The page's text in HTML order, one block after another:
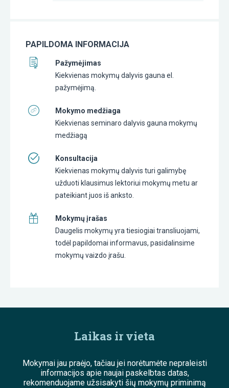
PAPILDOMA INFORMACIJA
Pažymėjimas
Kiekvienas mokymų dalyvis gauna el.
pažymėjimą.
Mokymo medžiaga
Kiekvienas seminaro dalyvis gauna mokymų
medžiagą
Konsultacija
Kiekvienas mokymų dalyvis turi galimybę
užduoti klausimus lektoriui mokymų metu ar
pateikiant juos iš anksto.
Mokymų įrašas
Daugelis mokymų yra tiesiogiai transliuojami,
todėl papildomai informavus, pasidalinsime
mokymų vaizdo įrašu.
Laikas ir vieta
Mokymai jau praėjo, tačiau jei norėtumėte nepraleisti
informacijos apie naujai paskelbtas datas,
rekomenduojame užsisakyti šių mokymų priminimą